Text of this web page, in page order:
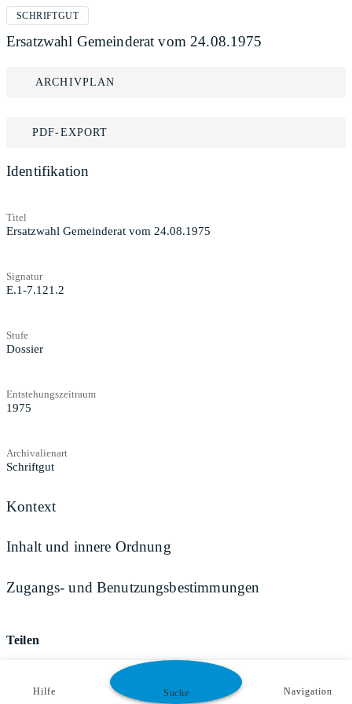
SCHRIFTGUT
Ersatzwahl Gemeinderat vom 24.08.1975
ARCHIVPLAN
PDF-EXPORT
Identifikation
Titel
Ersatzwahl Gemeinderat vom 24.08.1975
Signatur
E.1-7.121.2
Stufe
Dossier
Entstehungszeitraum
1975
Archivalienart
Schriftgut
Kontext
Inhalt und innere Ordnung
Zugangs- und Benutzungsbestimmungen
Teilen
Hilfe Suche Navigation